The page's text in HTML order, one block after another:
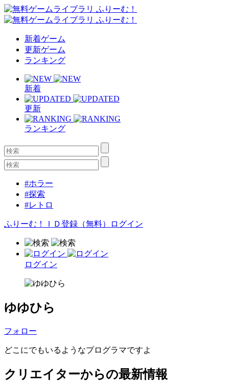
新着ゲーム
更新ゲーム
ランキング
新着
更新
ランキング
#ホラー
#探索
#レトロ
ふりーむ！ＩＤ登録（無料） ログイン
ログイン
ゆゆひら
フォロー
どこにでもいるようなプログラマですよ
クリエイターからの最新情報